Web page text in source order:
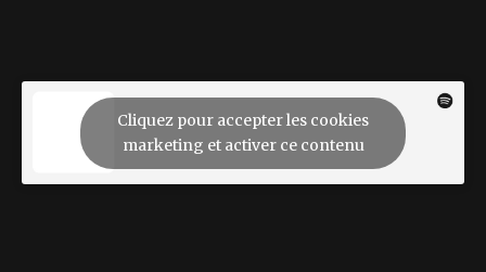
Cliquez pour accepter les cookies
marketing et activer ce contenu